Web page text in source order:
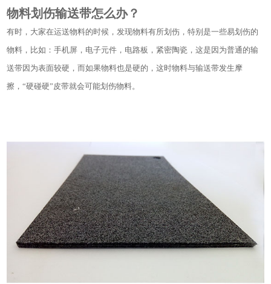
物料划伤输送带怎么办？
有时，大家在运送物料的时候，发现物料有所划伤，特别是一些易划伤的
物料，比如：手机屏，电子元件，电路板，紧密陶瓷，这是因为普通的输
送带因为表面较硬，而如果物料也是硬的，这时物料与输送带发生摩
擦，“硬碰硬”皮带就会可能划伤物料。